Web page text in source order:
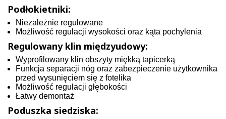
Podłokietniki:
Niezależnie regulowane
Możliwość regulacji wysokości oraz kąta pochylenia
Regulowany klin międzyudowy:
Wyprofilowany klin obszyty miękką tapicerką
Funkcja separacji nóg oraz zabezpieczenie użytkownika
przed wysunięciem się z fotelika
Możliwość regulacji głębokości
Łatwy demontaż
Poduszka siedziska: